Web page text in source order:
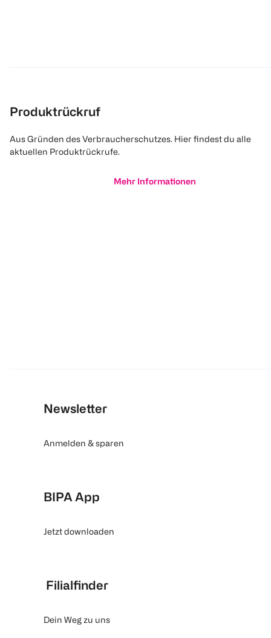
Produktrückruf
Aus Gründen des Verbraucherschutzes. Hier findest du alle
aktuellen Produktrückrufe.
Mehr Informationen
Newsletter
Anmelden & sparen
BIPA App
Jetzt downloaden
Filialfinder
Dein Weg zu uns